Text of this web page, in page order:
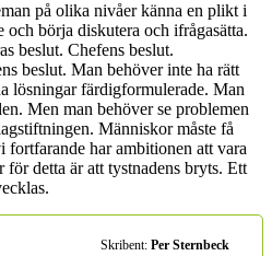
på olika nivåer känna en plikt i
och börja diskutera och ifrågasätta.
beslut. Chefens beslut.
beslut. Man behöver inte ha rätt
lösningar färdigformulerade. Man
Men man behöver se problemen
Människor måste få
har ambitionen att vara
detta är att tystnadens bryts. Ett
Skribent: Per Sternbeck